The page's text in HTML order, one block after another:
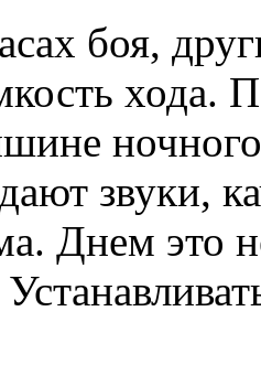
боя,
хода.
звуки,
Днем это